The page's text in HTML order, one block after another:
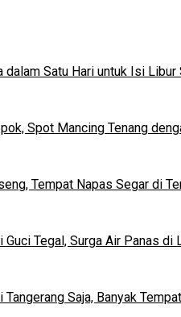
dalam Satu Hari untuk Isi Libur
Spot Mancing Tenang
Tempat Napas Segar di
Guci Tegal, Surga Air Panas di
Tangerang Saja, Banyak